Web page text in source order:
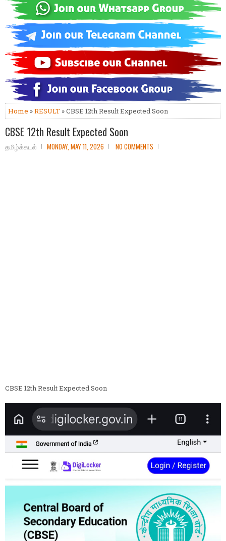
Home »RESULT » CBSE 12th Result Expected Soon
CBSE 12th Result Expected Soon
தமிழ்க்கடல் MONDAY, MAY 11, 2026 NO COMMENTS
CBSE 12th Result Expected Soon